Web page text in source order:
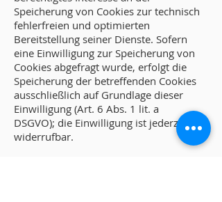
Speicherung von Cookies zur technisch
fehlerfreien und optimierten
Bereitstellung seiner Dienste. Sofern
eine Einwilligung zur Speicherung von
Cookies abgefragt wurde, erfolgt die
Speicherung der betreffenden Cookies
ausschließlich auf Grundlage dieser
Einwilligung (Art. 6 Abs. 1 lit. a
DSGVO); die Einwilligung ist jederzeit
widerrufbar.